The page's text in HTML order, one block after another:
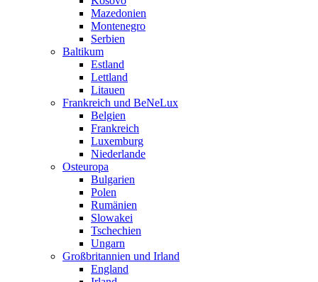
Mazedonien
Montenegro
Serbien
Baltikum
Estland
Lettland
Litauen
Frankreich und BeNeLux
Belgien
Frankreich
Luxemburg
Niederlande
Osteuropa
Bulgarien
Polen
Rumänien
Slowakei
Tschechien
Ungarn
Großbritannien und Irland
England